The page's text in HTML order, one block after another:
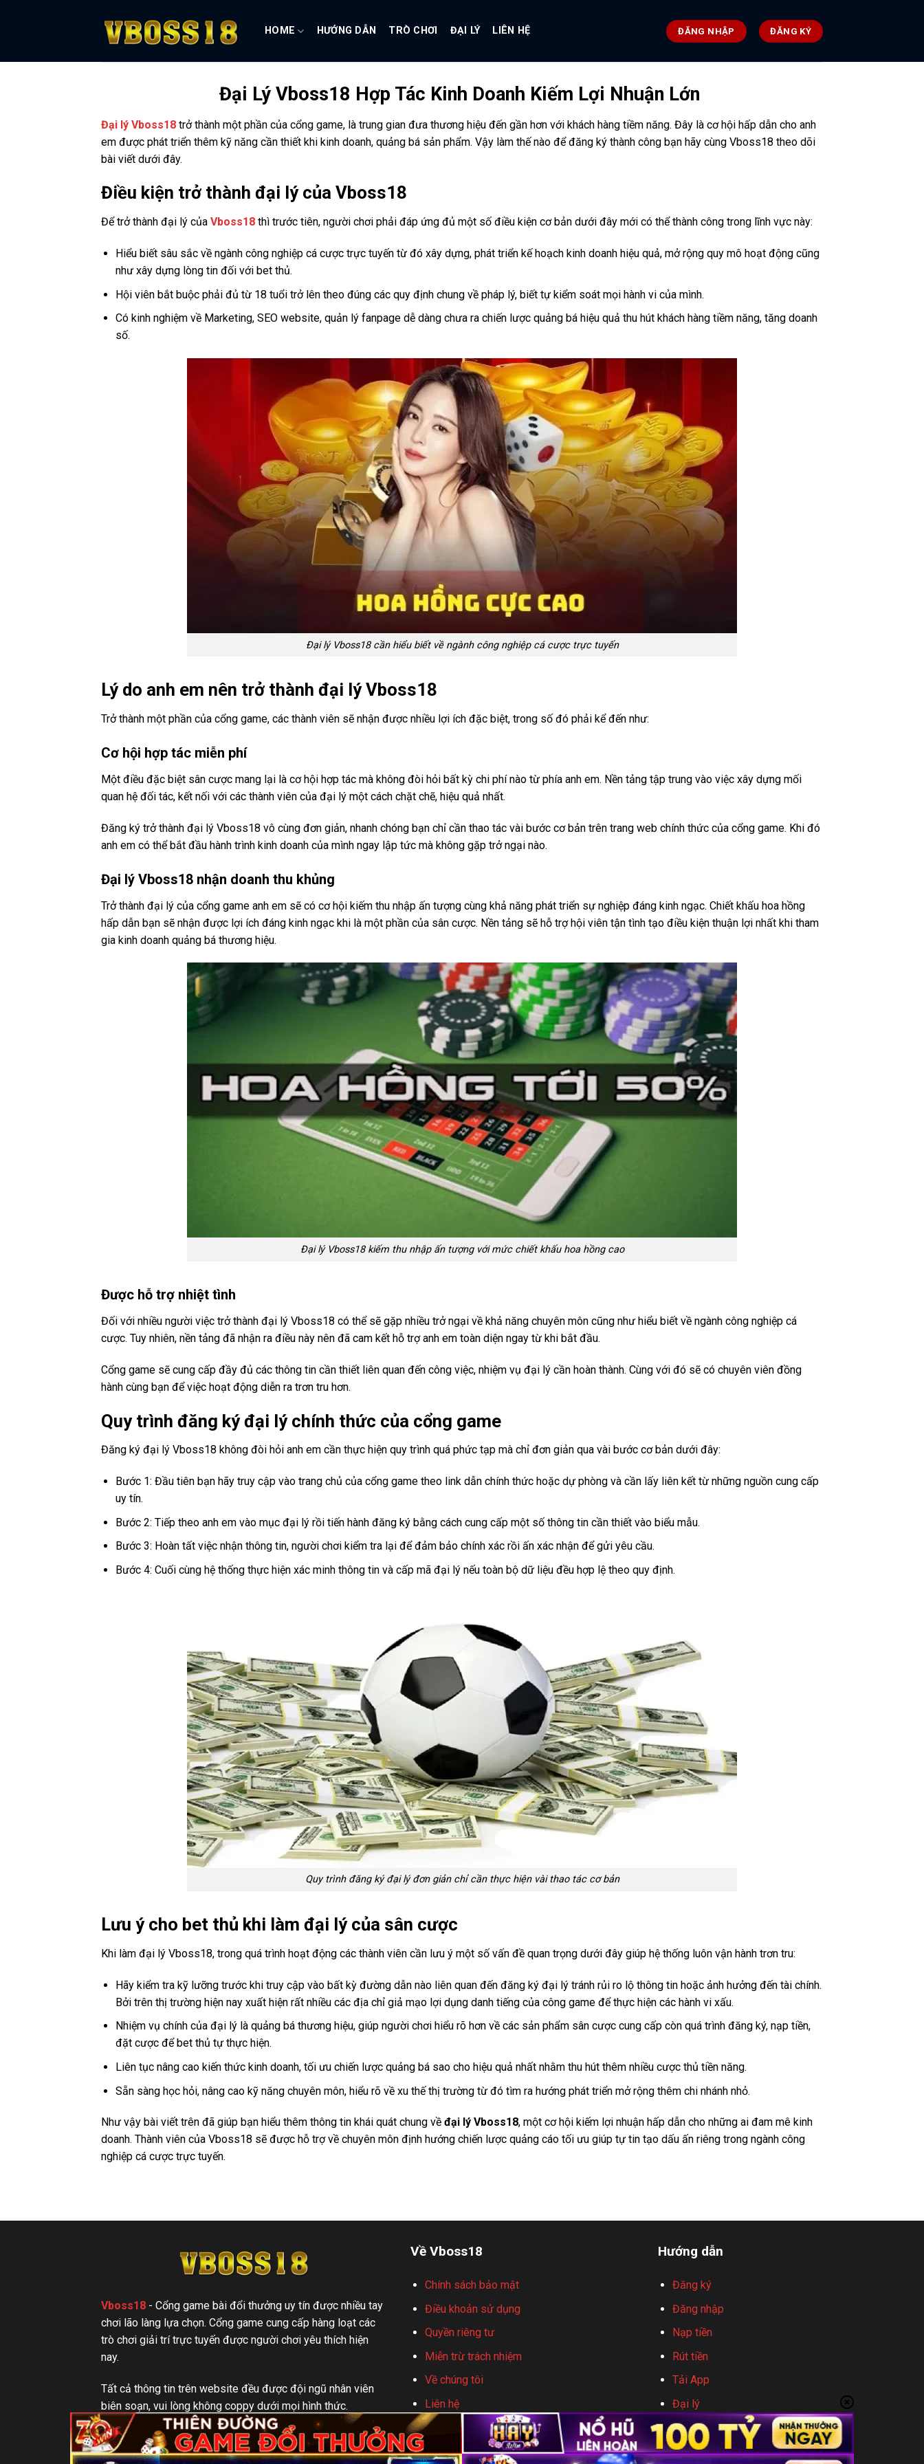
dung
HOME HƯỚNG DẪN TRÒ CHƠI ĐẠI LÝ LIÊN HỆ ĐĂNG NHẬP ĐĂNG KÝ
Đại Lý Vboss18 Hợp Tác Kinh Doanh Kiếm Lợi Nhuận Lớn
Đại lý Vboss18 trở thành một phần của cổng game, là trung gian đưa thương hiệu đến gần hơn với khách hàng tiềm năng. Đây là cơ hội hấp dẫn cho anh
em được phát triển thêm kỹ năng cần thiết khi kinh doanh, quảng bá sản phẩm. Vậy làm thế nào để đăng ký thành công bạn hãy cùng Vboss18 theo dõi
bài viết dưới đây.
Điều kiện trở thành đại lý của Vboss18
Để trở thành đại lý của Vboss18 thì trước tiên, người chơi phải đáp ứng đủ một số điều kiện cơ bản dưới đây mới có thể thành công trong lĩnh vực này:
Hiểu biết sâu sắc về ngành công nghiệp cá cược trực tuyến từ đó xây dựng, phát triển kế hoạch kinh doanh hiệu quả, mở rộng quy mô hoạt động cũng
như xây dựng lòng tin đối với bet thủ.
Hội viên bắt buộc phải đủ từ 18 tuổi trở lên theo đúng các quy định chung về pháp lý, biết tự kiểm soát mọi hành vi của mình.
Có kinh nghiệm về Marketing, SEO website, quản lý fanpage dễ dàng chưa ra chiến lược quảng bá hiệu quả thu hút khách hàng tiềm năng, tăng doanh
số.
Đại lý Vboss18 cần hiểu biết về ngành công nghiệp cá cược trực tuyến
Lý do anh em nên trở thành đại lý Vboss18
Trở thành một phần của cổng game, các thành viên sẽ nhận được nhiều lợi ích đặc biệt, trong số đó phải kể đến như:
Cơ hội hợp tác miễn phí
Một điều đặc biệt sân cược mang lại là cơ hội hợp tác mà không đòi hỏi bất kỳ chi phí nào từ phía anh em. Nền tảng tập trung vào việc xây dựng mối
quan hệ đối tác, kết nối với các thành viên của đại lý một cách chặt chẽ, hiệu quả nhất.
Đăng ký trở thành đại lý Vboss18 vô cùng đơn giản, nhanh chóng bạn chỉ cần thao tác vài bước cơ bản trên trang web chính thức của cổng game. Khi đó
anh em có thể bắt đầu hành trình kinh doanh của mình ngay lập tức mà không gặp trở ngại nào.
Đại lý Vboss18 nhận doanh thu khủng
Trở thành đại lý của cổng game anh em sẽ có cơ hội kiếm thu nhập ấn tượng cùng khả năng phát triển sự nghiệp đáng kinh ngạc. Chiết khấu hoa hồng
hấp dẫn bạn sẽ nhận được lợi ích đáng kinh ngạc khi là một phần của sân cược. Nền tảng sẽ hỗ trợ hội viên tận tình tạo điều kiện thuận lợi nhất khi tham
gia kinh doanh quảng bá thương hiệu.
Đại lý Vboss18 kiếm thu nhập ấn tượng với mức chiết khấu hoa hồng cao
Được hỗ trợ nhiệt tình
Đối với nhiều người việc trở thành đại lý Vboss18 có thể sẽ gặp nhiều trở ngại về khả năng chuyên môn cũng như hiểu biết về ngành công nghiệp cá
cược. Tuy nhiên, nền tảng đã nhận ra điều này nên đã cam kết hỗ trợ anh em toàn diện ngay từ khi bắt đầu.
Cổng game sẽ cung cấp đầy đủ các thông tin cần thiết liên quan đến công việc, nhiệm vụ đại lý cần hoàn thành. Cùng với đó sẽ có chuyên viên đồng
hành cùng bạn để việc hoạt động diễn ra trơn tru hơn.
Quy trình đăng ký đại lý chính thức của cổng game
Đăng ký đại lý Vboss18 không đòi hỏi anh em cần thực hiện quy trình quá phức tạp mà chỉ đơn giản qua vài bước cơ bản dưới đây:
Bước 1: Đầu tiên bạn hãy truy cập vào trang chủ của cổng game theo link dẫn chính thức hoặc dự phòng và cần lấy liên kết từ những nguồn cung cấp
uy tín.
Bước 2: Tiếp theo anh em vào mục đại lý rồi tiến hành đăng ký bằng cách cung cấp một số thông tin cần thiết vào biểu mẫu.
Bước 3: Hoàn tất việc nhận thông tin, người chơi kiểm tra lại để đảm bảo chính xác rồi ấn xác nhận để gửi yêu cầu.
Bước 4: Cuối cùng hệ thống thực hiện xác minh thông tin và cấp mã đại lý nếu toàn bộ dữ liệu đều hợp lệ theo quy định.
Quy trình đăng ký đại lý đơn giản chỉ cần thực hiện vài thao tác cơ bản
Lưu ý cho bet thủ khi làm đại lý của sân cược
Khi làm đại lý Vboss18, trong quá trình hoạt động các thành viên cần lưu ý một số vấn đề quan trọng dưới đây giúp hệ thống luôn vận hành trơn tru:
Hãy kiểm tra kỹ lưỡng trước khi truy cập vào bất kỳ đường dẫn nào liên quan đến đăng ký đại lý tránh rủi ro lộ thông tin hoặc ảnh hưởng đến tài chính.
Bởi trên thị trường hiện nay xuất hiện rất nhiều các địa chỉ giả mạo lợi dụng danh tiếng của công game để thực hiện các hành vi xấu.
Nhiệm vụ chính của đại lý là quảng bá thương hiệu, giúp người chơi hiểu rõ hơn về các sản phẩm sân cược cung cấp còn quá trình đăng ký, nạp tiền,
đặt cược để bet thủ tự thực hiện.
Liên tục nâng cao kiến thức kinh doanh, tối ưu chiến lược quảng bá sao cho hiệu quả nhất nhằm thu hút thêm nhiều cược thủ tiền năng.
Sẵn sàng học hỏi, nâng cao kỹ năng chuyên môn, hiểu rõ về xu thế thị trường từ đó tìm ra hướng phát triển mở rộng thêm chi nhánh nhỏ.
Như vậy bài viết trên đã giúp bạn hiểu thêm thông tin khái quát chung về đại lý Vboss18, một cơ hội kiếm lợi nhuận hấp dẫn cho những ai đam mê kinh
doanh. Thành viên của Vboss18 sẽ được hỗ trợ về chuyên môn định hướng chiến lược quảng cáo tối ưu giúp tự tin tạo dấu ấn riêng trong ngành công
nghiệp cá cược trực tuyến.
Vboss18 - Cổng game bài đổi thưởng uy tín được nhiều tay
chơi lão làng lựa chọn. Cổng game cung cấp hàng loạt các
trò chơi giải trí trực tuyến được người chơi yêu thích hiện
nay.
Tất cả thông tin trên website đều được đội ngũ nhân viên
biên soạn, vui lòng không coppy dưới mọi hình thức.
Về Vboss18
Chính sách bảo mật
Điều khoản sử dụng
Quyền riêng tư
Miễn trừ trách nhiệm
Về chúng tôi
Liên hệ
Hướng dẫn
Đăng ký
Đăng nhập
Nạp tiền
Rút tiền
Tải App
Đại lý